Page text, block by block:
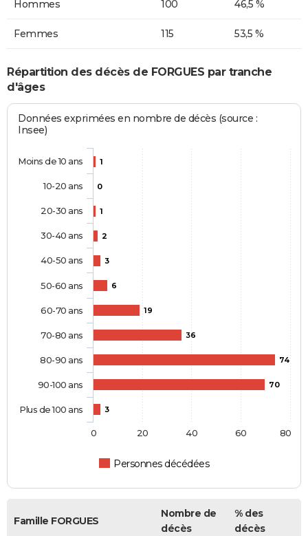
Hommes 100 46,5 %
Femmes 115 53,5 %
Répartition des décès de FORGUES par tranche
d'âges
Données exprimées en nombre de décès (source :
Insee)
1
0
1
2
3
6
19
36
74
70
3
Personnes décédées
Moins de 10 ans
10-20 ans
20-30 ans
30-40 ans
40-50 ans
50-60 ans
60-70 ans
70-80 ans
80-90 ans
90-100 ans
Plus de 100 ans
0 20 40 60 80
Famille FORGUES
Nombre de
décès
% des
décès